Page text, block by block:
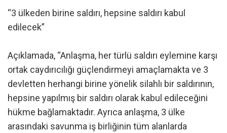
“3 ülkeden birine saldırı, hepsine saldırı kabul
edilecek”
Açıklamada, “Anlaşma, her türlü saldırı eylemine karşı
ortak caydırıcılığı güçlendirmeyi amaçlamakta ve 3
devletten herhangi birine yönelik silahlı bir saldırının,
hepsine yapılmış bir saldırı olarak kabul edileceğini
hükme bağlamaktadır. Ayrıca anlaşma, 3 ülke
arasındaki savunma iş birliğinin tüm alanlarda